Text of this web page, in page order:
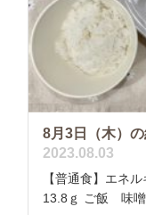
8月3日（木）
2023.08.03
【普通食】エネ
13.8ｇ ご飯 味噌